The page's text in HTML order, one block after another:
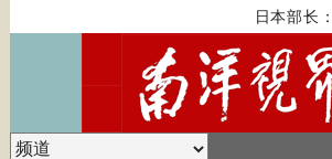
日本部长